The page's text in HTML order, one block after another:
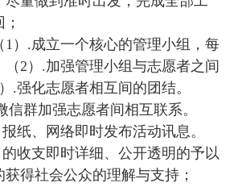
（1）.成立一个核心的管理小组，每
2）.加强管理小组与志愿者之间
.强化志愿者相互间的团结。
信群加强志愿者间相互联系。
报纸、网络即时发布活动讯息。
的收支即时详细、公开透明的予以
得社会公众的理解与支持；